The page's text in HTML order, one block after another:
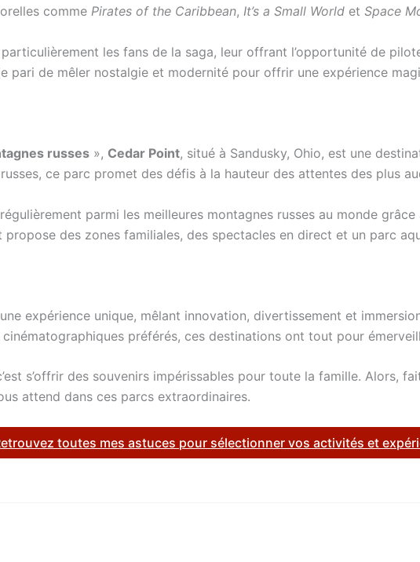
comme Pirates of the Caribbean, It’s a Small World et Space
les fans de la saga, leur offrant l’opportunité de
pari de mêler nostalgie et modernité pour offrir une expérience
russes », Cedar Point, situé à Sandusky, Ohio, est une
ce parc promet des défis à la hauteur des attentes des plus
parmi les meilleures montagnes russes au monde
propose des zones familiales, des spectacles en direct et un parc
expérience unique, mêlant innovation, divertissement et
préférés, ces destinations ont tout pour
s’offrir des souvenirs impérissables pour toute la famille. Alors,
attend dans ces parcs extraordinaires.
toutes mes astuces pour sélectionner vos activités et